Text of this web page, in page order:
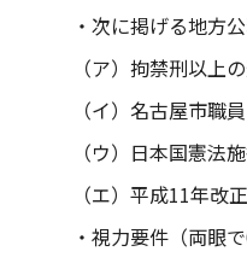
・次に掲げる地方
（ア）拘禁刑以上
（イ）名古屋市職
（ウ）日本国憲法
（エ）平成11年改
・視力要件（両眼